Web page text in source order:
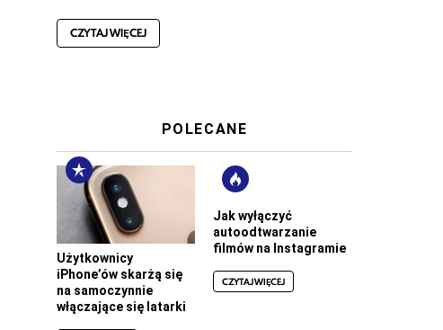
CZYTAJ WIĘCEJ
POLECANE
Użytkownicy
iPhone’ów skarżą się
na samoczynnie
włączające się latarki
Jak wyłączyć
autoodtwarzanie
filmów na Instagramie
CZYTAJ WIĘCEJ